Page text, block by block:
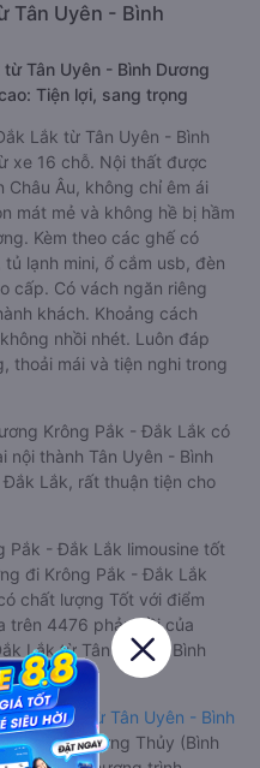
Tân Uyên - Bình
Tân Uyên - Bình Dương
Tiện lợi, sang trọng
Lắk từ Tân Uyên - Bình
xe 16 chỗ. Nội thất được
Âu, không chỉ êm ái
mát mẻ và không hề bị hầm
Kèm theo các ghế có
lạnh mini, ổ cắm usb, đèn
cấp. Có vách ngăn riêng
khách. Khoảng cách
nhồi nhét. Luôn đáp
thoải mái và tiện nghi trong
Krông Pắk - Đắk Lắk có
nội thành Tân Uyên - Bình
Lắk, rất thuận tiện cho
Pắk - Đắk Lắk limousine tốt
đi Krông Pắk - Đắk Lắk
chất lượng Tốt với điểm
trên 4476 phản hồi của
Lắk từ Tân Uyên - Bình
- Đắk Lắk từ Tân Uyên - Bình
hãng xe Hưng Thủy (Bình